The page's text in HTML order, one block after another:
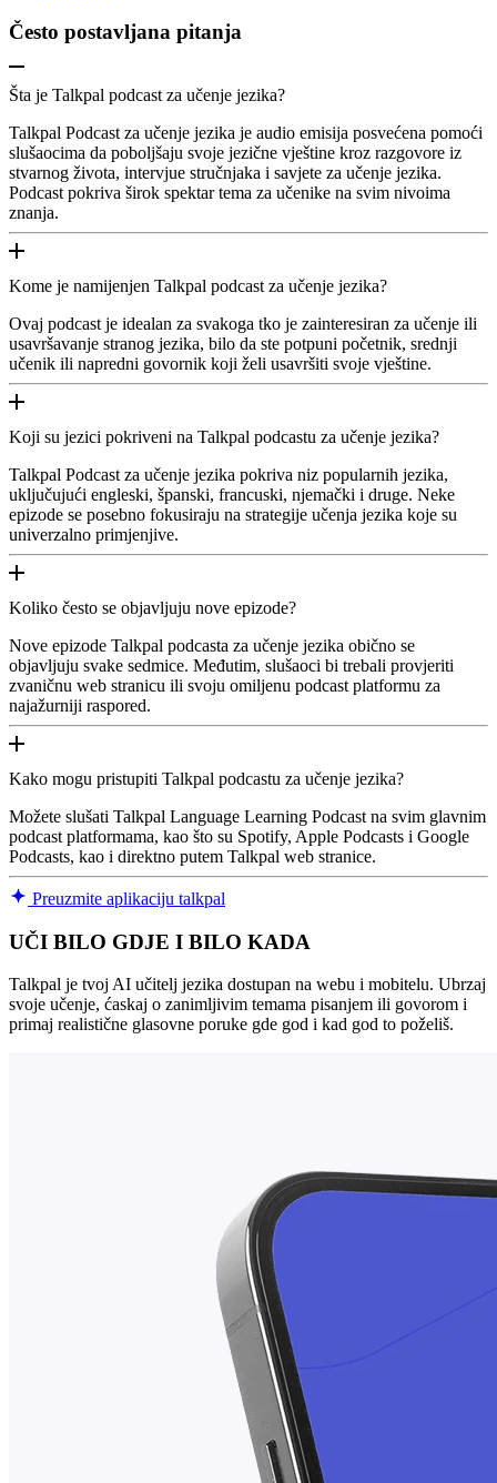
Često postavljana pitanja
Šta je Talkpal podcast za učenje jezika?
Talkpal Podcast za učenje jezika je audio emisija posvećena pomoći
slušaocima da poboljšaju svoje jezične vještine kroz razgovore iz
stvarnog života, intervjue stručnjaka i savjete za učenje jezika.
Podcast pokriva širok spektar tema za učenike na svim nivoima
znanja.
Kome je namijenjen Talkpal podcast za učenje jezika?
Ovaj podcast je idealan za svakoga tko je zainteresiran za učenje ili
usavršavanje stranog jezika, bilo da ste potpuni početnik, srednji
učenik ili napredni govornik koji želi usavršiti svoje vještine.
Koji su jezici pokriveni na Talkpal podcastu za učenje jezika?
Talkpal Podcast za učenje jezika pokriva niz popularnih jezika,
uključujući engleski, španski, francuski, njemački i druge. Neke
epizode se posebno fokusiraju na strategije učenja jezika koje su
univerzalno primjenjive.
Koliko često se objavljuju nove epizode?
Nove epizode Talkpal podcasta za učenje jezika obično se
objavljuju svake sedmice. Međutim, slušaoci bi trebali provjeriti
zvaničnu web stranicu ili svoju omiljenu podcast platformu za
najažurniji raspored.
Kako mogu pristupiti Talkpal podcastu za učenje jezika?
Možete slušati Talkpal Language Learning Podcast na svim glavnim
podcast platformama, kao što su Spotify, Apple Podcasts i Google
Podcasts, kao i direktno putem Talkpal web stranice.
Preuzmite aplikaciju talkpal
UČI BILO GDJE I BILO KADA
Talkpal je tvoj AI učitelj jezika dostupan na webu i mobitelu. Ubrzaj
svoje učenje, ćaskaj o zanimljivim temama pisanjem ili govorom i
primaj realistične glasovne poruke gde god i kad god to poželiš.